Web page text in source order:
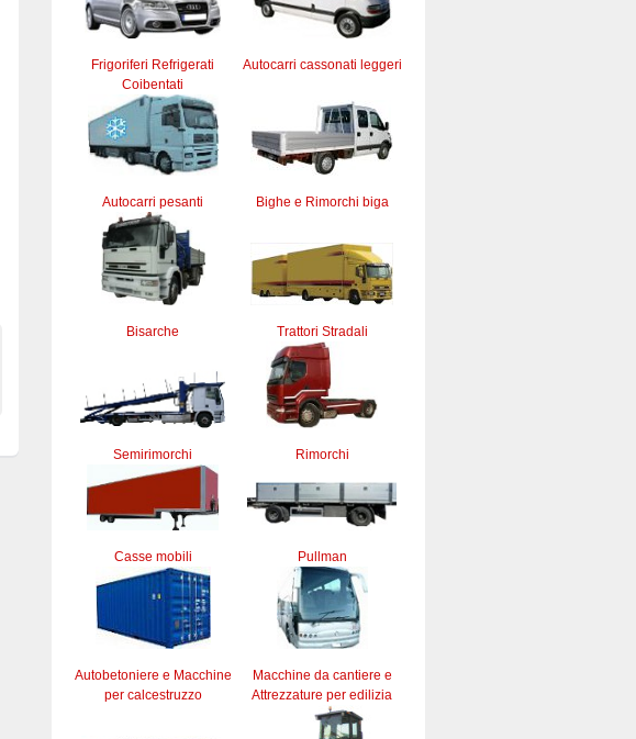
Frigoriferi Refrigerati
Coibentati
Autocarri cassonati leggeri
Autocarri pesanti Bighe e Rimorchi biga
Bisarche Trattori Stradali
Semirimorchi Rimorchi
Casse mobili Pullman
Autobetoniere e Macchine
per calcestruzzo
Macchine da cantiere e
Attrezzature per edilizia